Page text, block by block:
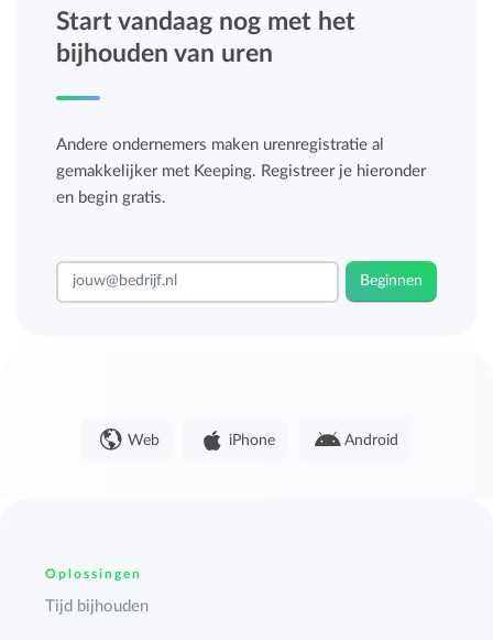
Start vandaag nog met het
bijhouden van uren
Andere ondernemers maken urenregistratie al
gemakkelijker met Keeping. Registreer je hieronder
en begin gratis.
Beginnen
Web iPhone Android
Oplossingen
Tijd bijhouden